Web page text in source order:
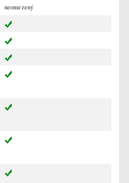
neomezený